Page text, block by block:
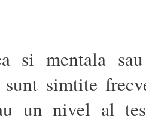
si mentala
sunt simtite
un nivel al